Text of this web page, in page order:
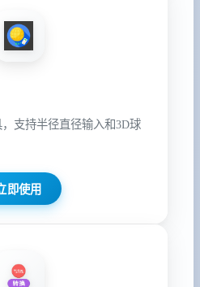
支持半径直径输入和3D球
即使用